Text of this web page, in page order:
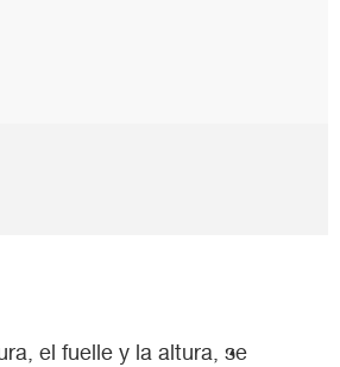
el fuelle y la altura, se